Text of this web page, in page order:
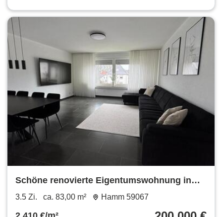
Schöne renovierte Eigentumswohnung in
aktraktiver Lage
3.5 Zi. ca. 83,00 m² Hamm 59067